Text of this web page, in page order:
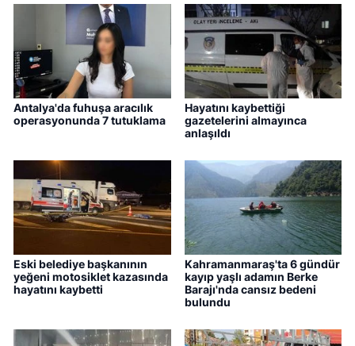
Antalya'da fuhuşa aracılık
operasyonunda 7 tutuklama
Hayatını kaybettiği
gazetelerini almayınca
anlaşıldı
Eski belediye başkanının
yeğeni motosiklet kazasında
hayatını kaybetti
Kahramanmaraş'ta 6 gündür
kayıp yaşlı adamın Berke
Barajı'nda cansız bedeni
bulundu